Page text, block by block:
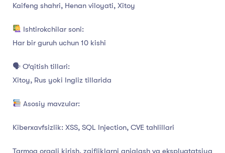
Kaifeng shahri, Henan viloyati, Xitoy
Ishtirokchilar soni:
Har bir guruh uchun 10 kishi
🗣 O‘qitish tillari:
Xitoy, Rus yoki Ingliz tillarida
Asosiy mavzular:
Kiberxavfsizlik: XSS, SQL Injection, CVE tahlillari
Tarmoq orqali kirish, zaifliklarni aniqlash va ekspluatatsiya